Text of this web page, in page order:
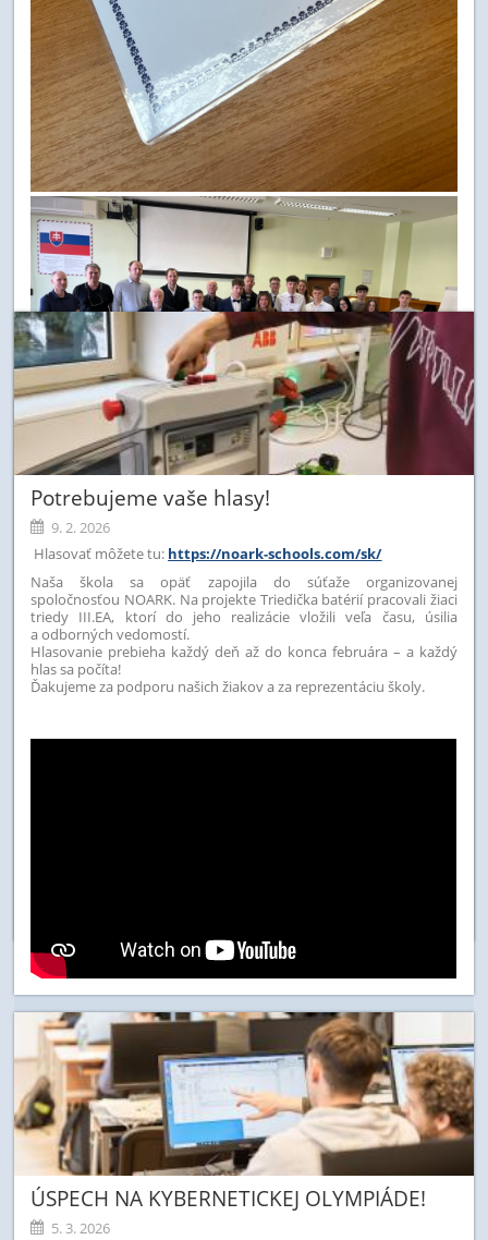
Potrebujeme vaše hlasy!
9. 2. 2026
Hlasovať môžete tu: https://noark-schools.com/sk/
Naša škola sa opäť zapojila do súťaže organizovanej
spoločnosťou NOARK. Na projekte Triedička batérií pracovali žiaci
triedy III.EA, ktorí do jeho realizácie vložili veľa času, úsilia
a odborných vedomostí.
Hlasovanie prebieha každý deň až do konca februára – a každý
hlas sa počíta!
Ďakujeme za podporu našich žiakov a za reprezentáciu školy.
ÚSPECH NA KYBERNETICKEJ OLYMPIÁDE!
5. 3. 2026